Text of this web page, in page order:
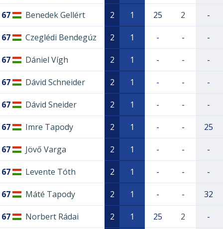
67 Benedek Gellért 2 1 25 2 -
67 Czeglédi Bendegúz 2 1 - - -
67 Dániel Vígh 2 1 - - -
67 Dávid Schneider 2 1 - - -
67 Dávid Sneider 2 1 - - -
67 Imre Tapody 2 1 - - 25
67 Jövő Varga 2 1 - - -
67 Levente Tóth 2 1 - - -
67 Máté Tapody 2 1 - - 32
67 Norbert Rádai 2 1 25 2 -